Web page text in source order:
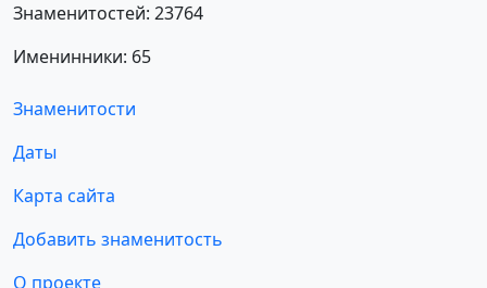
Знаменитостей: 23764
Именинники: 65
Знаменитости
Даты
Карта сайта
Добавить знаменитость
О проекте